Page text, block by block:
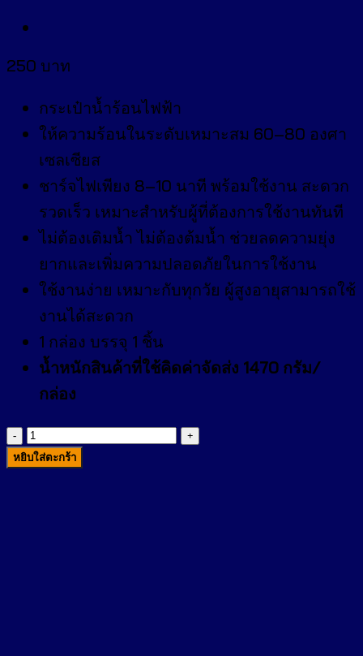
250 บาท
กระเป๋าน้ำร้อนไฟฟ้า
ให้ความร้อนในระดับเหมาะสม 60–80 องศา
เซลเซียส
ชาร์จไฟเพียง 8–10 นาที พร้อมใช้งาน สะดวก
รวดเร็ว เหมาะสำหรับผู้ที่ต้องการใช้งานทันที
ไม่ต้องเติมน้ำ ไม่ต้องต้มน้ำ ช่วยลดความยุ่ง
ยากและเพิ่มความปลอดภัยในการใช้งาน
ใช้งานง่าย เหมาะกับทุกวัย ผู้สูงอายุสามารถใช้
งานได้สะดวก
1 กล่อง บรรจุ 1 ชิ้น
น้ำหนักสินค้าที่ใช้คิดค่าจัดส่ง 1470 กรัม/
กล่อง
จำนวน
กระเป๋า
หยิบใส่ตะกร้า